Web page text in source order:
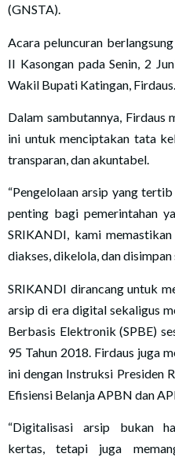
(GNSTA).
Acara peluncuran
II Kasongan pada Senin, 2
Wakil Bupati Katingan, Firdaus.
Dalam sambutannya, Firdaus
ini untuk menciptakan tata
transparan, dan akuntabel.
“Pengelolaan arsip yang
penting bagi pemerintahan
SRIKANDI, kami
diakses, dikelola, dan disimpan
SRIKANDI dirancang untuk
arsip di era digital sekaligus
Berbasis Elektronik (SPBE)
95 Tahun 2018. Firdaus juga
ini dengan Instruksi Presiden
Efisiensi Belanja APBN dan
“Digitalisasi arsip bukan
kertas, tetapi juga